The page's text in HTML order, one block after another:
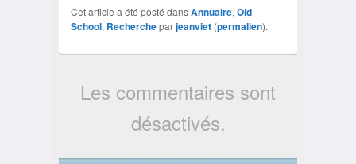
Cet article a été posté dansAnnuaire, Old
School, Rechercheparjeanviet(permalien).
Les commentaires sont
désactivés.